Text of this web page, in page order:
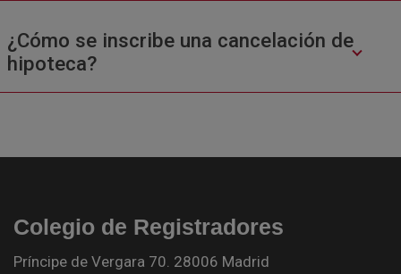
¿Cómo se inscribe una cancelación de
hipoteca?
Colegio de Registradores
Príncipe de Vergara 70. 28006 Madrid